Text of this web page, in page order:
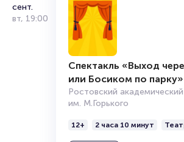
15
Спектакль «Выход
или Босиком по парку»
Ростовский